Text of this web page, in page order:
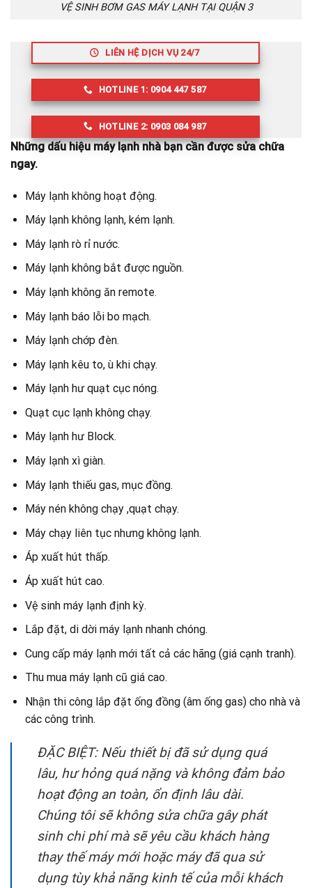
VỆ SINH BƠM GAS MÁY LẠNH TẠI QUẬN 3
LIÊN HỆ DỊCH VỤ 24/7
HOTLINE 1: 0904 447 587
HOTLINE 2: 0903 084 987
Những dấu hiệu máy lạnh nhà bạn cần được sửa chữa
ngay.
Máy lạnh không hoạt động.
Máy lạnh không lạnh, kém lạnh.
Máy lạnh rò rỉ nước.
Máy lạnh không bắt được nguồn.
Máy lạnh không ăn remote.
Máy lạnh báo lỗi bo mạch.
Máy lạnh chớp đèn.
Máy lạnh kêu to, ù khi chạy.
Máy lạnh hư quạt cục nóng.
Quạt cục lạnh không chạy.
Máy lạnh hư Block.
Máy lạnh xì giàn.
Máy lạnh thiếu gas, mục đồng.
Máy nén không chạy ,quạt chạy.
Máy chạy liên tục nhưng không lạnh.
Áp xuất hút thấp.
Áp xuất hút cao.
Vệ sinh máy lạnh định kỳ.
Lắp đặt, di dời máy lạnh nhanh chóng.
Cung cấp máy lạnh mới tất cả các hãng (giá cạnh tranh).
Thu mua máy lạnh cũ giá cao.
Nhận thi công lắp đặt ống đồng (âm ống gas) cho nhà và
các công trình.
ĐẶC BIỆT: Nếu thiết bị đã sử dụng quá
lâu, hư hỏng quá nặng và không đảm bảo
hoạt động an toàn, ổn định lâu dài.
Chúng tôi sẽ không sửa chữa gây phát
sinh chi phí mà sẽ yêu cầu khách hàng
thay thế máy mới hoặc máy đã qua sử
dụng tùy khả năng kinh tế của mỗi khách